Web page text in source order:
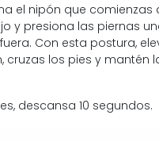
el nipón que comienzas
y presiona las piernas
Con esta postura,
los pies y mantén
descansa 10 segundos.